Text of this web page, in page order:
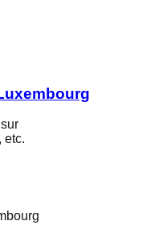
etc.